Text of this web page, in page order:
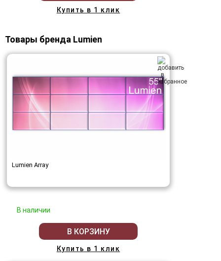
Купить в 1 клик
Товары бренда Lumien
Lumien Array
В наличии
В КОРЗИНУ
Купить в 1 клик